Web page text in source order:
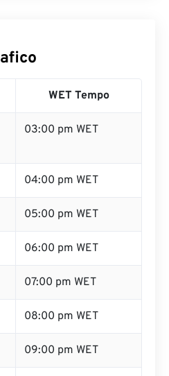
WET Tempo
03:00 pm WET
04:00 pm WET
05:00 pm WET
06:00 pm WET
07:00 pm WET
08:00 pm WET
09:00 pm WET